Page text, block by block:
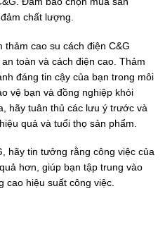
chất lượng.
thảm cao su cách điện C&G
toàn và cách điện cao. Thảm
đáng tin cậy của bạn trong môi
vệ bạn và đồng nghiệp khỏi
hãy tuân thủ các lưu ý trước và
quả và tuổi thọ sản phẩm.
hãy tin tưởng rằng công việc của
hơn, giúp bạn tập trung vào
cao hiệu suất công việc.